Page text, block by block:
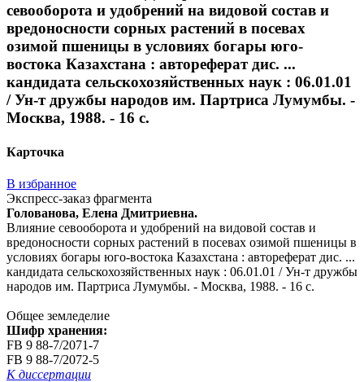
севооборота и удобрений на видовой состав и
вредоносности сорных растений в посевах
озимой пшеницы в условиях богары юго-
востока Казахстана : автореферат дис. ...
кандидата сельскохозяйственных наук : 06.01.01
/ Ун-т дружбы народов им. Партриса Лумумбы. -
Москва, 1988. - 16 с.
Карточка
В избранное
Экспресс-заказ фрагмента
Голованова, Елена Дмитриевна.
Влияние севооборота и удобрений на видовой состав и
вредоносности сорных растений в посевах озимой пшеницы в
условиях богары юго-востока Казахстана : автореферат дис. ...
кандидата сельскохозяйственных наук : 06.01.01 / Ун-т дружбы
народов им. Партриса Лумумбы. - Москва, 1988. - 16 с.
Общее земледелие
Шифр хранения:
FB 9 88-7/2071-7
FB 9 88-7/2072-5
К диссертации